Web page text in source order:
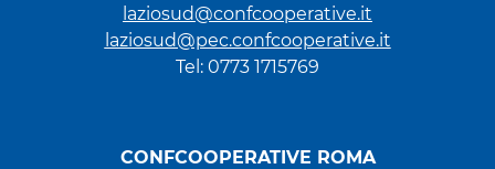
laziosud@confcooperative.it
laziosud@pec.confcooperative.it
Tel: 0773 1715769
CONFCOOPERATIVE ROMA